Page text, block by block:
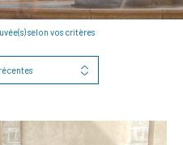
selon vos critères